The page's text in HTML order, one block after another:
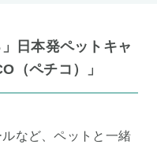
日本発ペットキャ
（ペチコ）」
など、ペットと一緒